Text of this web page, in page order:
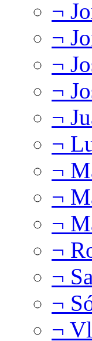
¬
¬
¬
¬
¬
¬
¬
¬
¬
¬
¬
¬
¬